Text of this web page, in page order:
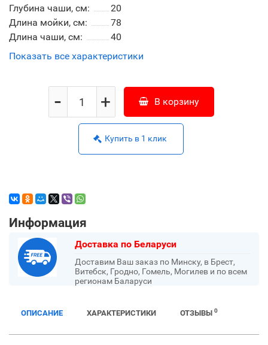
Глубина чаши, см:
20
Длина мойки, см:
78
Длина чаши, см:
40
Показать все характеристики
+
- В корзину
Купить в 1 клик
Информация
Доставка по Беларуси
Доставим Ваш заказ по Минску, в Брест,
Витебск, Гродно, Гомель, Могилев и по всем
регионам Баларуси
ОПИСАНИЕ ХАРАКТЕРИСТИКИ ОТЗЫВЫ 0